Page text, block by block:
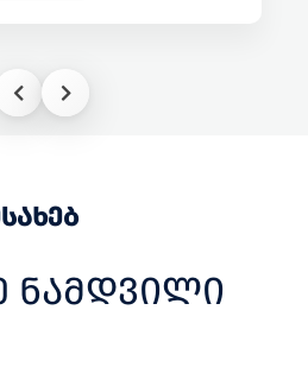
ᲜᲐᲛᲓᲕᲘᲚᲘ